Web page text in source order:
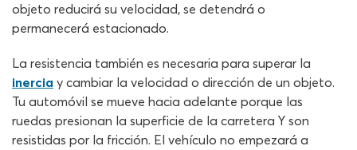
objeto reducirá su velocidad, se detendrá o
permanecerá estacionado.
La resistencia también es necesaria para superar la
inercia y cambiar la velocidad o dirección de un objeto.
Tu automóvil se mueve hacia adelante porque las
ruedas presionan la superficie de la carretera Y son
resistidas por la fricción. El vehículo no empezará a